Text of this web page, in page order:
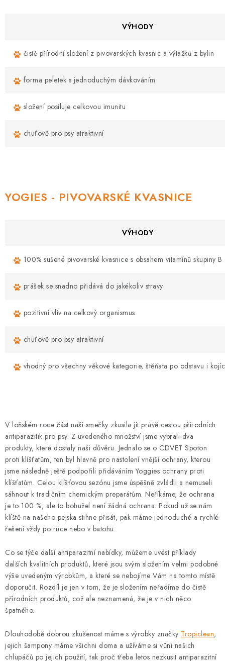
VÝHODY
čistě přírodní složení z pivovarských kvasnic a výtažků z bylin
forma peletek s jednoduchým dávkováním
složení posiluje celkovou imunitu
chuťově pro psy atraktivní
YOGIES - PIVOVARSKÉ KVASNICE
VÝHODY
100% sušené pivovarské kvasnice s obsahem vitamínů skupiny B
prášek se snadno přidává do jakékoliv stravy
pozitivní vliv na celkový organismus
chuťově pro psy atraktivní
vhodný pro všechny věkové kategorie, štěňata po odstavu i
V loňském roce část naší smečky zkusila jít právě cestou přírodních
antiparazitik pro psy. Z uvedeného množství jsme vybrali dva
produkty, které dostaly naši důvěru. Jednalo se o CDVET Spoton
proti klíšťatům, ten byl hlavně pro nastolení vnější ochrany, kterou
jsme následně ještě podpořili přidáváním Yoggies ochrany proti
klíšťatům. Celou klíšťovou sezónu jsme úspěšně zvládli a nemuseli
sáhnout k tradičním chemickým preparátům. Neříkáme, že ochrana
je to 100 %, ale to bohužel není žádná ochrana. Pokud už se nám
klíště na našeho pejska stihne přisát, pak máme jednoduché a rychlé
řešení vždy po ruce nebo v batohu.
Co se týče další antiparazitní nabídky, můžeme uvést příklady
dalších kvalitních produktů, které jsou svým složením velmi podobné
výše uvedeným výrobkům, a které se nebojíme Vám na tomto místě
doporučit. Rozdíl je jen v tom, že je složením neřadíme do čistě
přírodních produktů, což ale neznamená, že je v nich něco
špatného.
Dlouhodobě dobrou zkušenost máme s výrobky značky Tropiclean,
jejich šampony máme všichni doma a užíváme si vůni našich
chlupáčů po jejich použití, tak proč třeba letos nezkusit antiparazitní